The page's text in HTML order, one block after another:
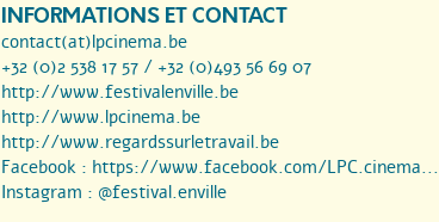
INFORMATIONS ET CONTACT
contact(at)lpcinema.be
+32 (0)2 538 17 57 / +32 (0)493 56 69 07
http://www.festivalenville.be
http://www.lpcinema.be
http://www.regardssurletravail.be
Facebook : https://www.facebook.com/LPC.cinema...
Instagram : @festival.enville